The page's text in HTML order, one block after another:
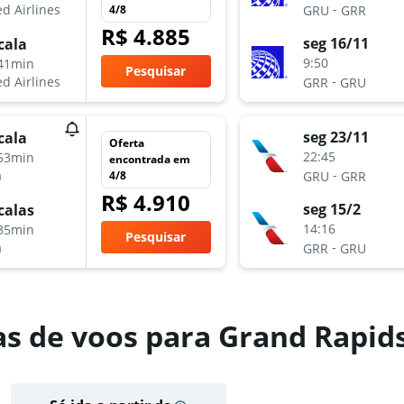
Airlines
Airlines
4/8
R$ 4.885
Pesquisar
Oferta
encontrada em
4/8
R$ 4.910
Pesquisar
GRU - GRR
seg 16/11
9:50
GRR - GRU
seg 23/11
22:45
GRU - GRR
seg 15/2
14:16
GRR - GRU
de voos para Grand